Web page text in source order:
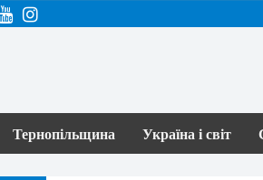
Тернопільщина Україна і світ